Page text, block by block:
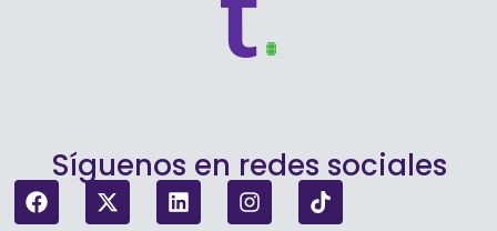
Síguenos en redes sociales